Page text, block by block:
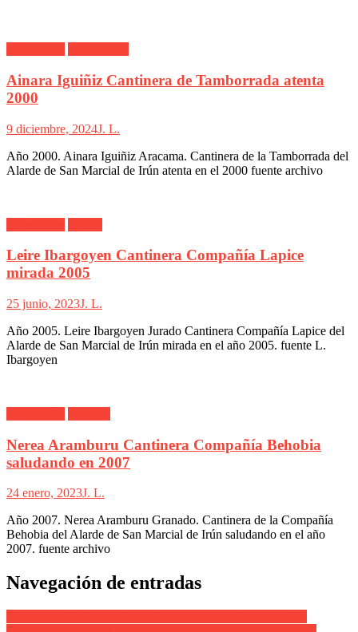
Ainara Iguiñiz Cantinera de Tamborrada atenta
2000
9 diciembre, 2024J. L.
Año 2000. Ainara Iguiñiz Aracama. Cantinera de la Tamborrada del
Alarde de San Marcial de Irún atenta en el 2000 fuente archivo
Leire Ibargoyen Cantinera Compañía Lapice
mirada 2005
25 junio, 2023J. L.
Año 2005. Leire Ibargoyen Jurado Cantinera Compañía Lapice del
Alarde de San Marcial de Irún mirada en el año 2005. fuente L.
Ibargoyen
Nerea Aramburu Cantinera Compañía Behobia
saludando en 2007
24 enero, 2023J. L.
Año 2007. Nerea Aramburu Granado. Cantinera de la Compañía
Behobia del Alarde de San Marcial de Irún saludando en el año
2007. fuente archivo
Navegación de entradas